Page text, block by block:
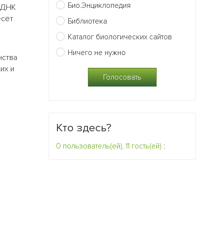
ДНК
и
Био.Энциклопедия
Библиотека
Каталог биологических сайтов
Ничего не нужно
Кто здесь?
0 пользователь(ей), 11 гость(ей) :